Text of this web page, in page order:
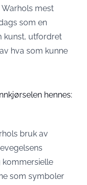
Warhols mest
som en
kunst, utfordret
hva som kunne
hennes:
bruk av
kommersielle
som symboler